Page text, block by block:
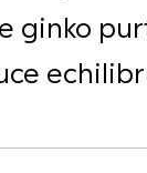
ginko